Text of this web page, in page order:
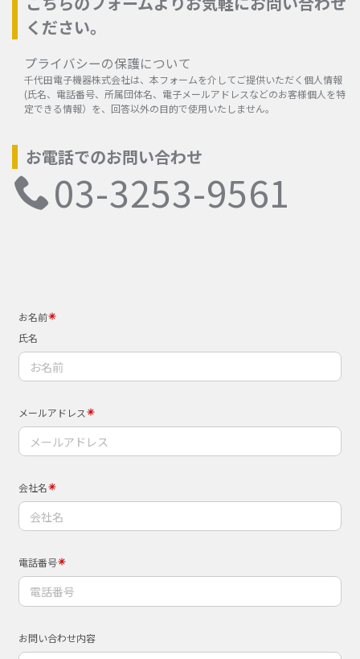
ください。
プライバシーの保護について
千代田電子機器株式会社は、本フォームを介してご提供いただく個人情報
(氏名、電話番号、所属団体名、電子メールアドレスなどのお客様個人を特
定できる情報）を、回答以外の目的で使用いたしません。
お電話でのお問い合わせ
03-3253-9561